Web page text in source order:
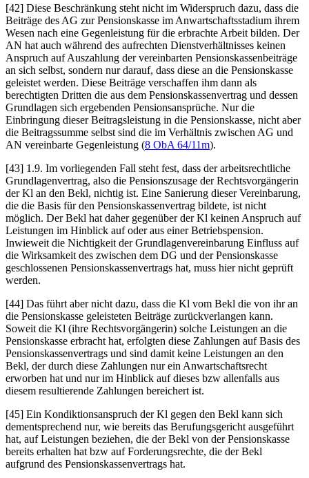
[42] Diese Beschränkung steht nicht im Widerspruch dazu, dass die
Beiträge des AG zur Pensionskasse im Anwartschaftsstadium ihrem
Wesen nach eine Gegenleistung für die erbrachte Arbeit bilden. Der
AN hat auch während des aufrechten Dienstverhältnisses keinen
Anspruch auf Auszahlung der vereinbarten Pensionskassenbeiträge
an sich selbst, sondern nur darauf, dass diese an die Pensionskasse
geleistet werden. Diese Beiträge verschaffen ihm dann als
berechtigten Dritten die aus dem Pensionskassenvertrag und dessen
Grundlagen sich ergebenden Pensionsansprüche. Nur die
Einbringung dieser Beitragsleistung in die Pensionskasse, nicht aber
die Beitragssumme selbst sind die im Verhältnis zwischen AG und
AN vereinbarte Gegenleistung (8 ObA 64/11m).
[43] 1.9. Im vorliegenden Fall steht fest, dass der arbeitsrechtliche
Grundlagenvertrag, also die Pensionszusage der Rechtsvorgängerin
der Kl an den Bekl, nichtig ist. Eine Sanierung dieser Vereinbarung,
die die Basis für den Pensionskassenvertrag bildete, ist nicht
möglich. Der Bekl hat daher gegenüber der Kl keinen Anspruch auf
Leistungen im Hinblick auf oder aus einer Betriebspension.
Inwieweit die Nichtigkeit der Grundlagenvereinbarung Einfluss auf
die Wirksamkeit des zwischen dem DG und der Pensionskasse
geschlossenen Pensionskassenvertrags hat, muss hier nicht geprüft
werden.
[44] Das führt aber nicht dazu, dass die Kl vom Bekl die von ihr an
die Pensionskasse geleisteten Beiträge zurückverlangen kann.
Soweit die Kl (ihre Rechtsvorgängerin) solche Leistungen an die
Pensionskasse erbracht hat, erfolgten diese Zahlungen auf Basis des
Pensionskassenvertrags und sind damit keine Leistungen an den
Bekl, der durch diese Zahlungen nur ein Anwartschaftsrecht
erworben hat und nur im Hinblick auf dieses bzw allenfalls aus
diesem resultierende Zahlungen bereichert ist.
[45] Ein Kondiktionsanspruch der Kl gegen den Bekl kann sich
dementsprechend nur, wie bereits das Berufungsgericht ausgeführt
hat, auf Leistungen beziehen, die der Bekl von der Pensionskasse
bereits erhalten hat bzw auf Forderungsrechte, die der Bekl
aufgrund des Pensionskassenvertrags hat.